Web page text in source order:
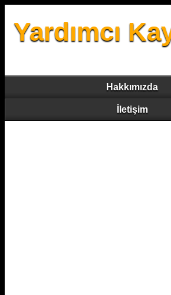
Yardımcı
Hakkımızda
İletişim